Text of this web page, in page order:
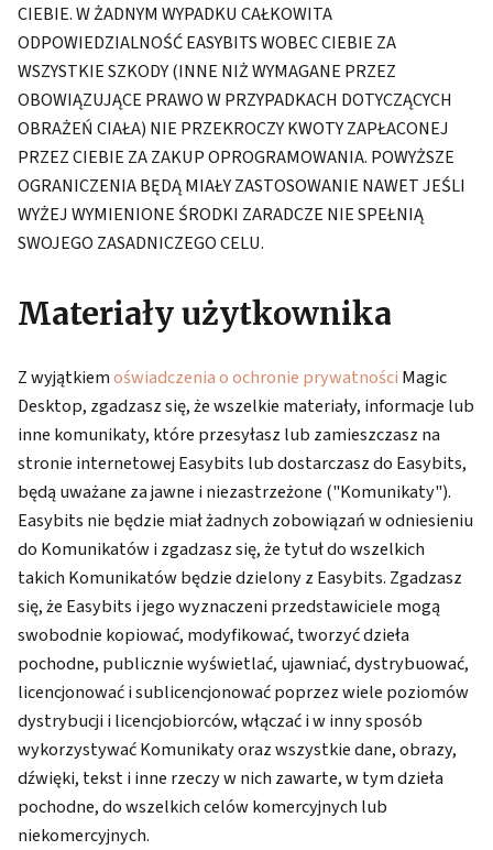
CIEBIE. W ŻADNYM WYPADKU CAŁKOWITA
ODPOWIEDZIALNOŚĆ EASYBITS WOBEC CIEBIE ZA
WSZYSTKIE SZKODY (INNE NIŻ WYMAGANE PRZEZ
OBOWIĄZUJĄCE PRAWO W PRZYPADKACH DOTYCZĄCYCH
OBRAŻEŃ CIAŁA) NIE PRZEKROCZY KWOTY ZAPŁACONEJ
PRZEZ CIEBIE ZA ZAKUP OPROGRAMOWANIA. POWYŻSZE
OGRANICZENIA BĘDĄ MIAŁY ZASTOSOWANIE NAWET JEŚLI
WYŻEJ WYMIENIONE ŚRODKI ZARADCZE NIE SPEŁNIĄ
SWOJEGO ZASADNICZEGO CELU.
Materiały użytkownika
Z wyjątkiemoświadczenia o ochronie prywatności Magic
Desktop, zgadzasz się, że wszelkie materiały, informacje lub
inne komunikaty, które przesyłasz lub zamieszczasz na
stronie internetowej Easybits lub dostarczasz do Easybits,
będą uważane za jawne i niezastrzeżone ("Komunikaty").
Easybits nie będzie miał żadnych zobowiązań w odniesieniu
do Komunikatów i zgadzasz się, że tytuł do wszelkich
takich Komunikatów będzie dzielony z Easybits. Zgadzasz
się, że Easybits i jego wyznaczeni przedstawiciele mogą
swobodnie kopiować, modyfikować, tworzyć dzieła
pochodne, publicznie wyświetlać, ujawniać, dystrybuować,
licencjonować i sublicencjonować poprzez wiele poziomów
dystrybucji i licencjobiorców, włączać i w inny sposób
wykorzystywać Komunikaty oraz wszystkie dane, obrazy,
dźwięki, tekst i inne rzeczy w nich zawarte, w tym dzieła
pochodne, do wszelkich celów komercyjnych lub
niekomercyjnych.